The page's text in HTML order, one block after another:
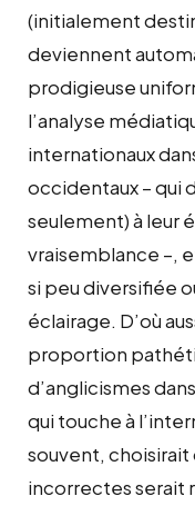
(initialement
deviennent
prodigieuse
l’analyse
internationaux
occidentaux – qui
seulement) à leur
vraisemblance –,
si peu diversifiée
éclairage. D’où
proportion
d’anglicismes
qui touche à
souvent,
incorrectes serait